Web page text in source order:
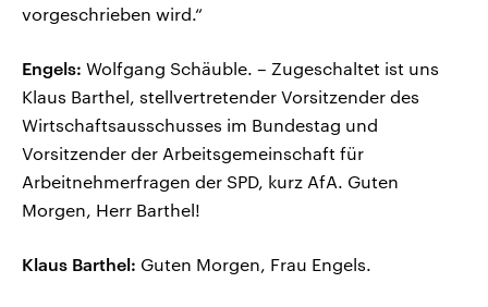
vorgeschrieben wird.“
Engels: Wolfgang Schäuble. – Zugeschaltet ist uns
Klaus Barthel, stellvertretender Vorsitzender des
Wirtschaftsausschusses im Bundestag und
Vorsitzender der Arbeitsgemeinschaft für
Arbeitnehmerfragen der SPD, kurz AfA. Guten
Morgen, Herr Barthel!
Klaus Barthel: Guten Morgen, Frau Engels.